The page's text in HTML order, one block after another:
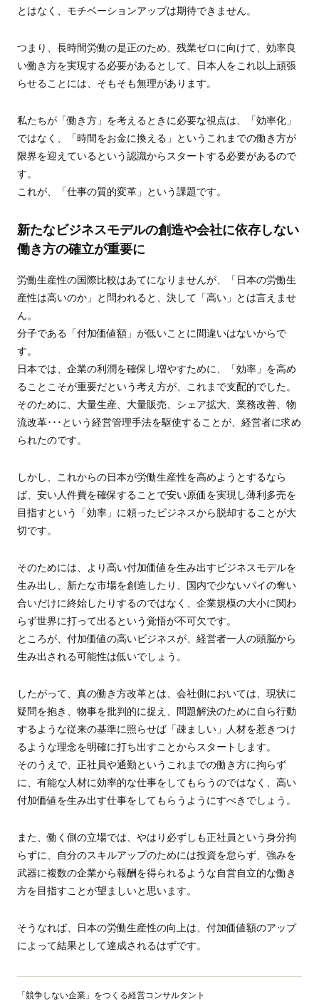
とはなく、モチベーションアップは期待できません。
つまり、長時間労働の是正のため、残業ゼロに向けて、効率良
い働き方を実現する必要があるとして、日本人をこれ以上頑張
らせることには、そもそも無理があります。
私たちが「働き方」を考えるときに必要な視点は、「効率化」
ではなく、「時間をお金に換える」というこれまでの働き方が
限界を迎えているという認識からスタートする必要があるので
す。
これが、「仕事の質的変革」という課題です。
新たなビジネスモデルの創造や会社に依存しない
働き方の確立が重要に
労働生産性の国際比較はあてになりませんが、「日本の労働生
産性は高いのか」と問われると、決して「高い」とは言えませ
ん。
分子である「付加価値額」が低いことに間違いはないからで
す。
日本では、企業の利潤を確保し増やすために、「効率」を高め
ることこそが重要だという考え方が、これまで支配的でした。
そのために、大量生産、大量販売、シェア拡大、業務改善、物
流改革･･･という経営管理手法を駆使することが、経営者に求め
られたのです。
しかし、これからの日本が労働生産性を高めようとするなら
ば、安い人件費を確保することで安い原価を実現し薄利多売を
目指すという「効率」に頼ったビジネスから脱却することが大
切です。
そのためには、より高い付加価値を生み出すビジネスモデルを
生み出し、新たな市場を創造したり、国内で少ないパイの奪い
合いだけに終始したりするのではなく、企業規模の大小に関わ
らず世界に打って出るという覚悟が不可欠です。
ところが、付加価値の高いビジネスが、経営者一人の頭脳から
生み出される可能性は低いでしょう。
したがって、真の働き方改革とは、会社側においては、現状に
疑問を抱き、物事を批判的に捉え、問題解決のために自ら行動
するような従来の基準に照らせば「疎ましい」人材を惹きつけ
るような理念を明確に打ち出すことからスタートします。
そのうえで、正社員や通勤というこれまでの働き方に拘らず
に、有能な人材に効率的な仕事をしてもらうのではなく、高い
付加価値を生み出す仕事をしてもらうようにすべきでしょう。
また、働く側の立場では、やはり必ずしも正社員という身分拘
らずに、自分のスキルアップのためには投資を怠らず、強みを
武器に複数の企業から報酬を得られるような自営自立的な働き
方を目指すことが望ましいと思います。
そうなれば、日本の労働生産性の向上は、付加価値額のアップ
によって結果として達成されるはずです。
「競争しない企業」をつくる経営コンサルタント